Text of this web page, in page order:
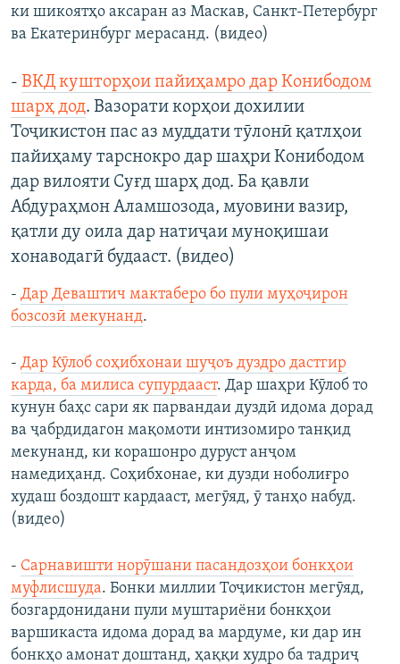
ки шикоятҳо аксаран аз Маскав, Санкт-Петербург
ва Екатеринбург мерасанд. (видео)
- ВКД кушторҳои пайиҳамро дар Конибодом
шарҳ дод. Вазорати корҳои дохилии
Тоҷикистон пас аз муддати тӯлонӣ қатлҳои
пайиҳаму тарснокро дар шаҳри Конибодом
дар вилояти Суғд шарҳ дод. Ба қавли
Абдураҳмон Аламшозода, муовини вазир,
қатли ду оила дар натиҷаи муноқишаи
хонаводагӣ будааст. (видео)
- Дар Деваштич мактаберо бо пули муҳоҷирон
бозсозӣ мекунанд.
- Дар Кӯлоб соҳибхонаи шуҷоъ дуздро дастгир
карда, ба милиса супурдааст. Дар шаҳри Кӯлоб то
кунун баҳс сари як парвандаи дуздӣ идома дорад
ва ҷабрдидагон мақомоти интизомиро танқид
мекунанд, ки корашонро дуруст анҷом
намедиҳанд. Соҳибхонае, ки дузди ноболиғро
худаш боздошт кардааст, мегӯяд, ӯ танҳо набуд.
(видео)
- Сарнавишти норӯшани пасандозҳои бонкҳои
муфлисшуда. Бонки миллии Тоҷикистон мегӯяд,
бозгардонидани пули муштариёни бонкҳои
варшикаста идома дорад ва мардуме, ки дар ин
бонкҳо амонат доштанд, ҳаққи худро ба тадриҷ